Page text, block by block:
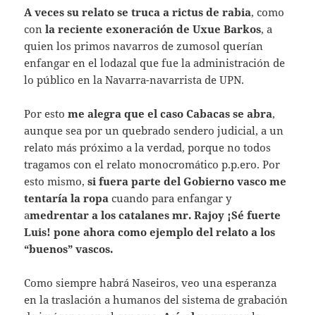
A veces su relato se truca a rictus de rabia, como
conla reciente exoneración de Uxue Barkos, a
quien los primos navarros de zumosol querían
enfangar en el lodazal que fue la administración de
lo público en la Navarra-navarrista de UPN.
Por estome alegra que el caso Cabacas se abra,
aunque sea por un quebrado sendero judicial, a un
relato más próximo a la verdad, porque no todos
tragamos con el relato monocromático p.p.ero. Por
esto mismo,si fuera parte del Gobierno vasco me
tentaría la ropa cuando para enfangar y
amedrentar a los catalanes mr. Rajoy ¡Sé fuerte
Luis! pone ahora como ejemplo del relato a los
“buenos” vascos.
Como siempre habrá Naseiros, veo una esperanza
en la traslación a humanos del sistema de grabación